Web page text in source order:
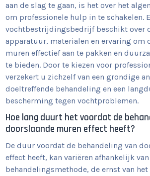
aan de slag te gaan, is het over het
om professionele hulp in te schakelen.
vochtbestrijdingsbedrijf beschikt over
apparatuur, materialen en ervaring om
muren effectief aan te pakken en
te bieden. Door te kiezen voor
verzekert u zichzelf van een grondige
doeltreffende behandeling en een
bescherming tegen vochtproblemen.
Hoe lang duurt het voordat de
doorslaande muren effect heeft?
De duur voordat de behandeling van
effect heeft, kan variëren afhankelijk
behandelingsmethode, de ernst van